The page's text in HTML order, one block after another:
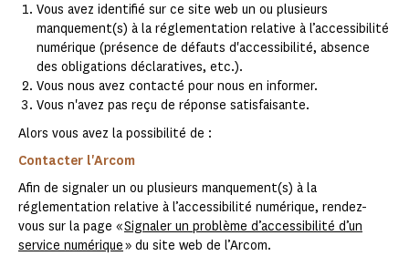
Vous avez identifié sur ce site web un ou plusieurs
manquement(s) à la réglementation relative à l’accessibilité
numérique (présence de défauts d'accessibilité, absence
des obligations déclaratives, etc.).
Vous nous avez contacté pour nous en informer.
Vous n'avez pas reçu de réponse satisfaisante.
Alors vous avez la possibilité de :
Contacter l'Arcom
Afin de signaler un ou plusieurs manquement(s) à la
réglementation relative à l’accessibilité numérique, rendez-
vous sur la page «Signaler un problème d’accessibilité d’un
service numérique» du site web de l’Arcom.